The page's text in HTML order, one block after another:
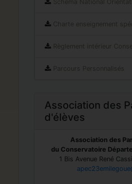
Schéma National
Charte enseignement
Règlement intérieur
Parcours Personnalisés
Association des
d'élèves
Association des
du Conservatoire
1 Bis Avenue René